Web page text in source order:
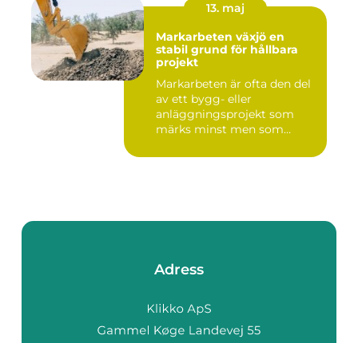
13. maj
Markarbeten växjö en
stabil grund för hållbara
projekt
Markarbeten är ofta den del
av ett bygg- eller
anläggningsprojekt som
märks minst men som
Adress